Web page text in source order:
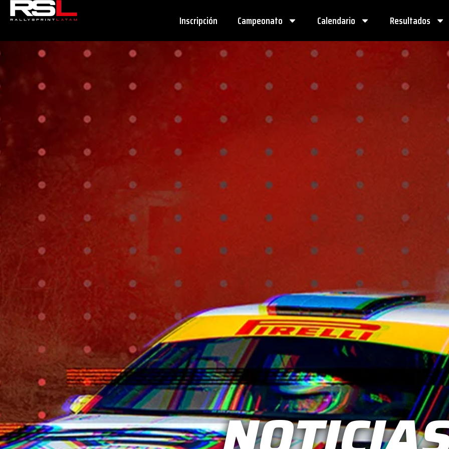
Inscripción Campeonato Calendario Resultados